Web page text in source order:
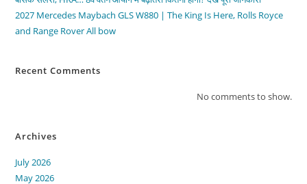
2027 Mercedes Maybach GLS W880 | The King Is Here, Rolls Royce
and Range Rover All bow
Recent Comments
No comments to show.
Archives
July 2026
May 2026